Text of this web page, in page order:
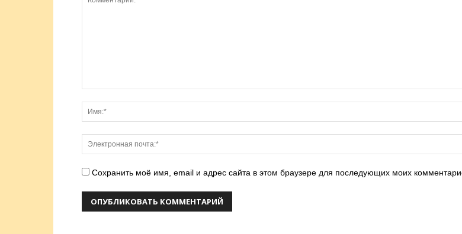
Сохранить моё имя, email и адрес сайта в этом браузере для последующих моих